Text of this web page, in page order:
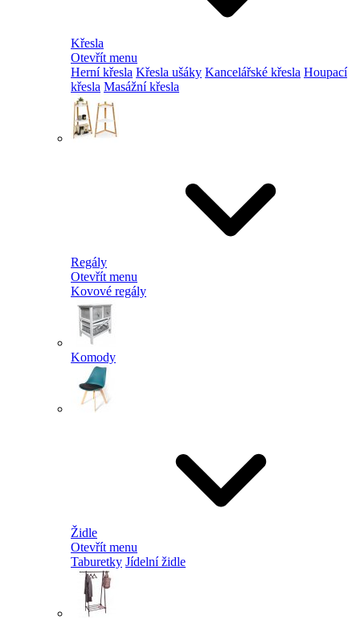
Křesla
Otevřít menu
Herní křesla Křesla ušáky Kancelářské křesla Houpací
křesla Masážní křesla
Regály
Otevřít menu
Kovové regály
Komody
Židle
Otevřít menu
Taburetky Jídelní židle